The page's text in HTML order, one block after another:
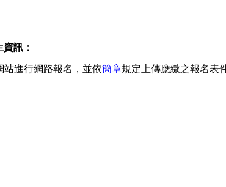
資訊：
進行網路報名，並依簡章規定上傳應繳之報名表